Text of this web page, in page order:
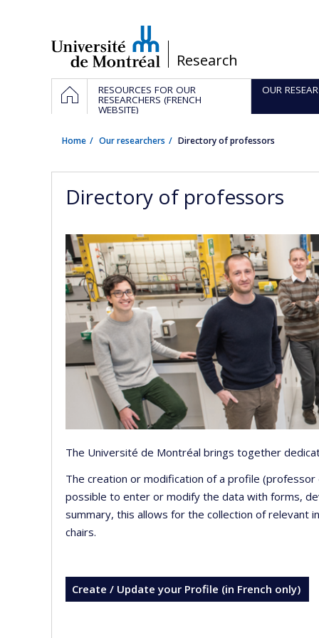
/Research
Navigation
principale
HOMERESOURCES FOR OUR
RESEARCHERS (FRENCH
WEBSITE)
OUR
Home Our researchers Directory of professors
Directory of professors
The Université de Montréal brings together
The creation or modification of a profile
possible to enter or modify the data with forms,
summary, this allows for the collection of relevant
chairs.
Create / Update your Profile (in French only)